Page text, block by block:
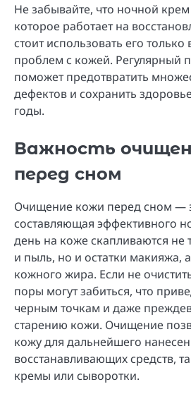
Не забывайте, что ночной
которое работает на
стоит использовать его
проблем с кожей. Регулярный
поможет предотвратить
дефектов и сохранить
годы.
Важность
перед сном
Очищение кожи перед сном —
составляющая эффективного
день на коже скапливаются не
и пыль, но и остатки макияжа,
кожного жира. Если не
поры могут забиться, что
черным точкам и даже
старению кожи. Очищение
кожу для дальнейшего
восстанавливающих средств,
кремы или сыворотки.